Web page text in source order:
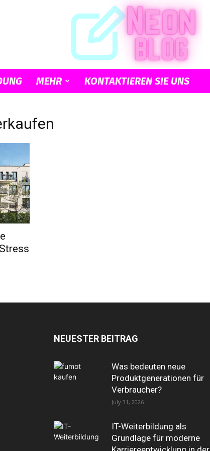
MEHR KONTAKTIEREN SIE UNS
NEUESTER BEITRAG
Was bedeuten neue
Produktgenerationen für
Verbraucher?
July 31, 2026
IT-Weiterbildung als
Grundlage für moderne